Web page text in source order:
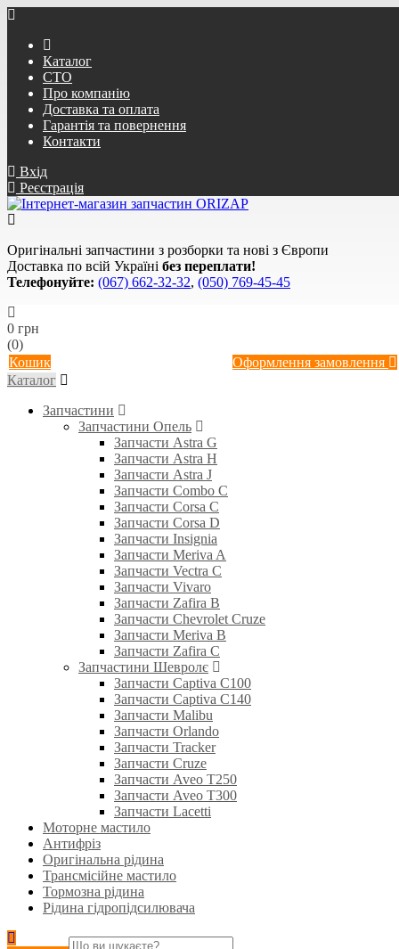
Каталог
СТО
Про компанію
Доставка та оплата
Гарантія та повернення
Контакти
Вхід
Реєстрація
Оригінальні запчастини з розборки та нові з Європи
Доставка по всій Україні без переплати!
Телефонуйте: (067) 662-32-32, (050) 769-45-45
0 грн
(0)
Кошик
Оформлення замовлення
Каталог
Запчастини
Запчастини Опель
Запчасти Astra G
Запчасти Astra H
Запчасти Astra J
Запчасти Combo C
Запчасти Corsa C
Запчасти Corsa D
Запчасти Insignia
Запчасти Meriva A
Запчасти Vectra C
Запчасти Vivaro
Запчасти Zafira B
Запчасти Chevrolet Cruze
Запчасти Meriva B
Запчасти Zafira C
Запчастини Шевролє
Запчасти Captiva C100
Запчасти Captiva C140
Запчасти Malibu
Запчасти Orlando
Запчасти Tracker
Запчасти Cruze
Запчасти Aveo T250
Запчасти Aveo T300
Запчасти Lacetti
Моторне мастило
Антифріз
Оригінальна рідина
Трансмісійне мастило
Тормозна рідина
Рідина гідропідсилювача